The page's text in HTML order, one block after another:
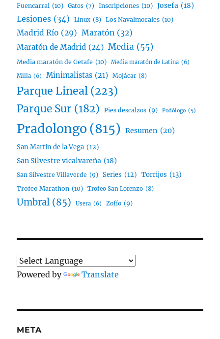
Fuencarral (10) Gatos (7) Inscripciones (10) Josefa (18)
Lesiones (34) Linux (8) Los Navalmorales (10)
Madrid Río (29) Maratón (32)
Maratón de Madrid (24) Media (55)
Media maratón de Getafe (10) Media maratón de Latina (6)
Milla (6) Minimalistas (21) Mojácar (8)
Parque Lineal (223)
Parque Sur (182) Pies descalzos (9) Podólogo (5)
Pradolongo(815) Resumen (20)
San Martín de la Vega (12)
San Silvestre vicalvareña (18)
San Silvestre Villaverde (9) Series (12) Torrijos (13)
Trofeo Marathon (10) Trofeo San Lorenzo (8)
Umbral (85) Usera (6) Zofío (9)
Powered by Translate
META